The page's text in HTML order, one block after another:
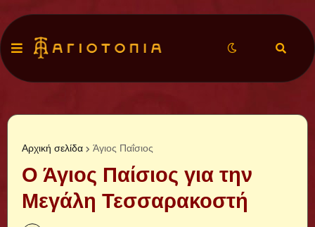
Αρχική σελίδα Άγιος Παΐσιος
Ο Άγιος Παίσιος για την
Μεγάλη Τεσσαρακοστή